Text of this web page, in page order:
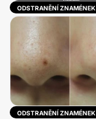
ODSTRANĚNÍ ZNAMÉNEK
ODSTRANĚNÍ ZNAMÉNEK